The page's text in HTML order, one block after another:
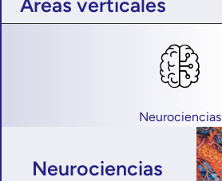
Neurociencias
Neurociencias